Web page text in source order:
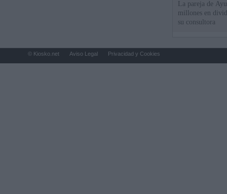
La pareja de
millones en
su consultora
© Kiosko.net Aviso Legal Privacidad y Cookies